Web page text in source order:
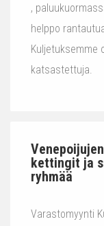
,
helppo
Kuljetuksemme
katsastettuja.
kettingit ja
ryhmää
Varastomyynti